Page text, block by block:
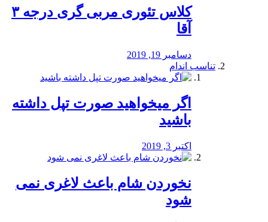
کلاس تئوری مربی گری درجه ۳
آقا
دسامبر 19, 2019
تناسب اندام
اگر میخواهید صورت تپل داشته
باشید
اکتبر 3, 2019
نخوردن شام باعث لاغری نمی
‌شود